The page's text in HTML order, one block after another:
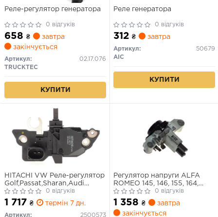
Реле-регулятор генератора
0 відгуків
658 ₴
завтра
закінчується
Артикул:
02.17.076
TRUCKTEC
КУПИТИ
Реле генератора
0 відгуків
312 ₴ завтра
Артикул:
50679
AIC
КУПИТИ
HITACHI VW Реле-регулятор
Golf,Passat,Sharan,Audi
A4,A6,T4,T5,LT,Fabia,Octavia
0 відгуків
1 717 ₴ термін 7 дн.
Артикул:
2500573
Регулятор напруги ALFA
ROMEO 145, 146, 155, 164,
AUDI 100, 80, A4, A6, A8,
CABRIOLET, COUPE, BMW 3
(E36), 5 (E34), 7 (E32), 8
(E31), CITROEN XANTIA, ZX,
0 відгуків
1 358 ₴
завтра
закінчується